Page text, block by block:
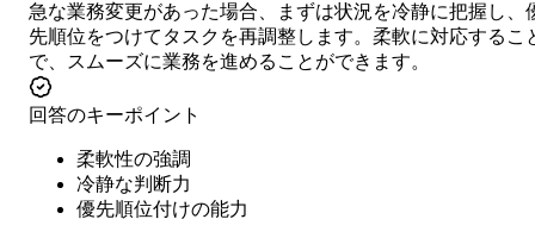
急な業務変更があった場合、まずは状況を冷静に把握し、
先順位をつけてタスクを再調整します。柔軟に対応するこ
で、スムーズに業務を進めることができます。
回答のキーポイント
柔軟性の強調
冷静な判断力
優先順位付けの能力